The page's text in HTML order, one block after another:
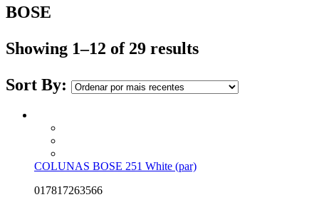
BOSE
Showing 1–12 of 29 results
Sort By:
COLUNAS BOSE 251 White (par)
017817263566